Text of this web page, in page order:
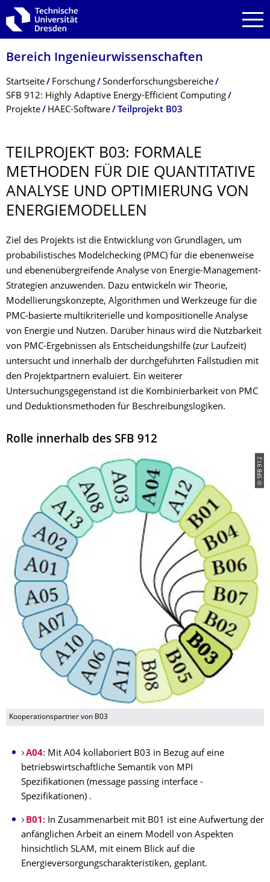
Zur Hauptnavigation springen
Zur Suche springen
Zum Inhalt springen
Bereich Ingenieur­wissen­schaften
Breadcrumb-Menü
Startseite Forschung
Sonderforschungsbereiche
SFB 912: Highly Adaptive Energy-Efficient Computing
Projekte
HAEC-Software Teilprojekt B03
TEILPROJEKT B03: FORMALE
METHODEN FÜR DIE QUANTITATIVE
ANALYSE UND OPTIMIERUNG VON
ENERGIEMODELLEN
Ziel des Projekts ist die Entwicklung von Grundlagen, um
probabilistisches Modelchecking (PMC) für die ebenenweise
und ebenenübergreifende Analyse von Energie-Management-
Strategien anzuwenden. Dazu entwickeln wir Theorie,
Modellierungskonzepte, Algorithmen und Werkzeuge für die
PMC-basierte multikriterielle und kompositionelle Analyse
von Energie und Nutzen. Darüber hinaus wird die Nutzbarkeit
von PMC-Ergebnissen als Entscheidungshilfe (zur Laufzeit)
untersucht und innerhalb der durchgeführten Fallstudien mit
den Projektpartnern evaluiert. Ein weiterer
Untersuchungsgegen­stand ist die Kombinierbarkeit von PMC
und Deduktionsmethoden für Beschreibungslogiken.
Rolle innerhalb des SFB 912
© SFB 912
Kooperationspartner von B03
A04: Mit A04 kollaboriert B03 in Bezug auf eine
betriebswirtschaftliche Semantik von MPI
Spezifikationen (message passing interface -
Spezifikationen) .
B01 : In Zusammenarbeit mit B01 ist eine Aufwertung der
anfänglichen Arbeit an einem Modell von Aspekten
hinsichtlich SLAM, mit einem Blick auf die
Energieversorgungscharakteristiken, geplant.